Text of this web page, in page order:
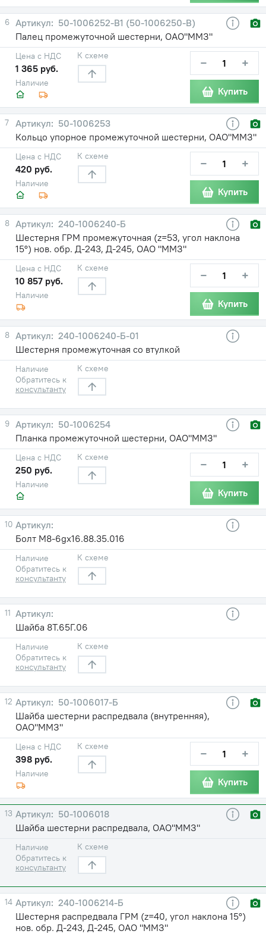
6
50-1006252-В1 (50-1006250-В)
Палец промежуточной шестерни, ОАО"ММЗ"
Наличие
Цена с НДС
1 365 руб.
К схеме − +
Купить
7
50-1006253
Кольцо упорное промежуточной шестерни, ОАО"ММЗ"
Наличие
Цена с НДС
420 руб.
К схеме − +
Купить
8
240-1006240-Б
Шестерня ГРМ промежуточная (z=53, угол наклона
15°) нов. обр. Д-243, Д-245, ОАО "ММЗ"
Наличие
Цена с НДС
10 857 руб.
К схеме − +
Купить
8
240-1006240-Б-01
Шестерня промежуточная со втулкой
Наличие
Обратитесь к
консультанту
К схеме
9
50-1006254
Планка промежуточной шестерни, ОАО"ММЗ"
Наличие
Цена с НДС
250 руб.
К схеме − +
Купить
10
Болт М8-6gх16.88.35.016
Наличие
Обратитесь к
консультанту
К схеме
11
Шайба 8Т.65Г.06
Наличие
Обратитесь к
консультанту
К схеме
12
50-1006017-Б
Шайба шестерни распредвала (внутренняя),
ОАО"ММЗ"
Наличие
Цена с НДС
398 руб.
К схеме − +
Купить
13
50-1006018
Шайба шестерни распредвала, ОАО"ММЗ"
Наличие
Обратитесь к
консультанту
К схеме
14
240-1006214-Б
Шестерня распредвала ГРМ (z=40, угол наклона 15°)
нов. обр. Д-243, Д-245, ОАО "ММЗ"